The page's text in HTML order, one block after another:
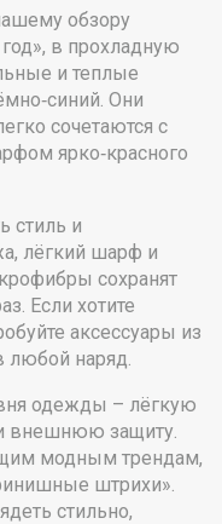
обзору
в прохладную
и теплые
Они
сочетаются с
ярко‑красного
стиль и
лёгкий шарф и
сохранят
Если хотите
аксессуары из
любой наряд.
одежды – лёгкую
внешнюю защиту.
модным трендам,
штрихи».
стильно,